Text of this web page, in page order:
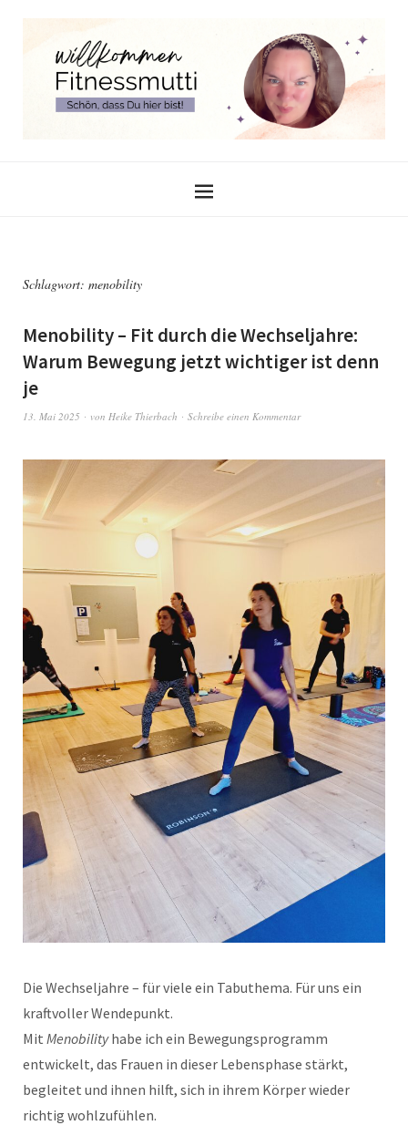
Schlagwort: menobility
Menobility – Fit durch die Wechseljahre:
Warum Bewegung jetzt wichtiger ist denn
je
13. Mai 2025 von Heike Thierbach Schreibe einen Kommentar
Die Wechseljahre – für viele ein Tabuthema. Für uns ein
kraftvoller Wendepunkt.
Mit Menobilityhabe ich ein Bewegungsprogramm
entwickelt, das Frauen in dieser Lebensphase stärkt,
begleitet und ihnen hilft, sich in ihrem Körper wieder
richtig wohlzufühlen.